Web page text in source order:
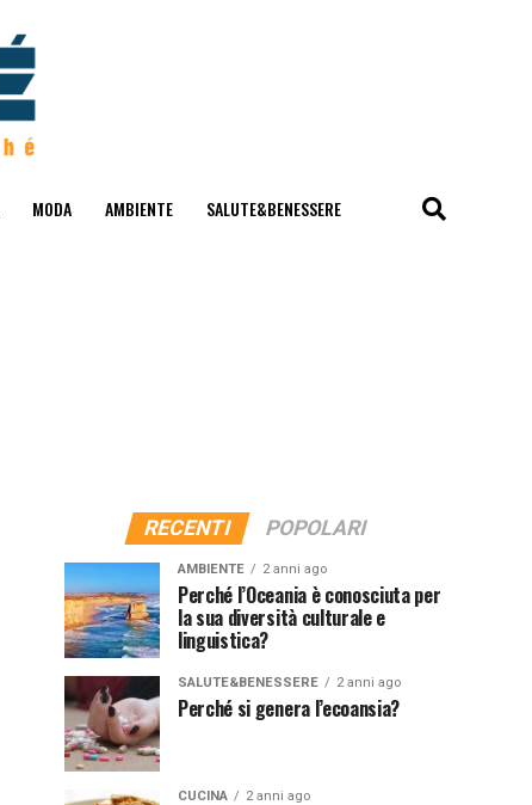
MODA AMBIENTE SALUTE&BENESSERE
RECENTI POPOLARI
AMBIENTE 2 anni ago
Perché l’Oceania è conosciuta per
la sua diversità culturale e
linguistica?
SALUTE&BENESSERE 2 anni ago
Perché si genera l’ecoansia?
CUCINA 2 anni ago